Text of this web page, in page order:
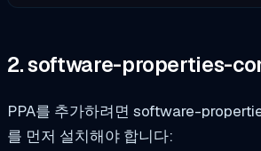
2. software-properties-
PPA를 추가하려면 software-
를 먼저 설치해야 합니다: